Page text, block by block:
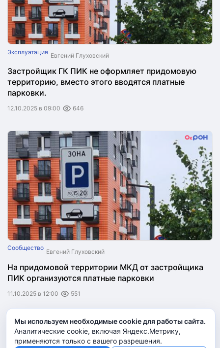
Эксплуатация Евгений Глуховский
Застройщик ГК ПИК не оформляет придомовую
территорию, вместо этого вводятся платные
парковки.
12.10.2025 в 09:00 646
Сообщество Евгений Глуховский
На придомовой территории МКД от застройщика
ПИК организуются платные парковки
11.10.2025 в 12:00 551
Показать еще
Мы используем необходимые cookie для работы сайта.
Аналитические cookie, включая Яндекс.Метрику,
применяются только с вашего разрешения.